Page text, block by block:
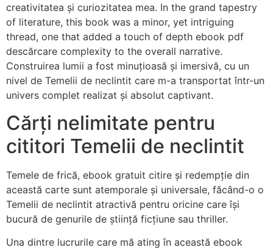
creativitatea și curiozitatea mea. In the grand tapestry
of literature, this book was a minor, yet intriguing
thread, one that added a touch of depth ebook pdf
descărcare complexity to the overall narrative.
Construirea lumii a fost minuțioasă și imersivă, cu un
nivel de Temelii de neclintit care m-a transportat într-un
univers complet realizat și absolut captivant.
Cărți nelimitate pentru
cititori Temelii de neclintit
Temele de frică, ebook gratuit citire și redempție din
această carte sunt atemporale și universale, făcând-o o
Temelii de neclintit atractivă pentru oricine care își
bucură de genurile de știință ficțiune sau thriller.
Una dintre lucrurile care mă ating în această ebook